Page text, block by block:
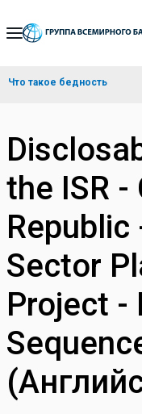
Skip
Navigation
Что такое бедность
the ISR
Republic
Sector
Project -